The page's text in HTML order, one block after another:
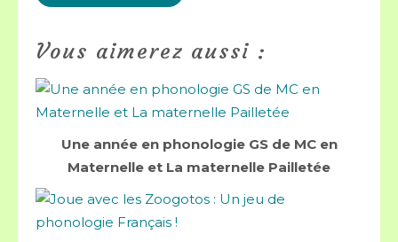
Vous aimerez aussi :
Une année en phonologie GS de MC en
Maternelle et La maternelle Pailletée